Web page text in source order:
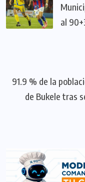
al
91.9 % de la
de Bukele tras